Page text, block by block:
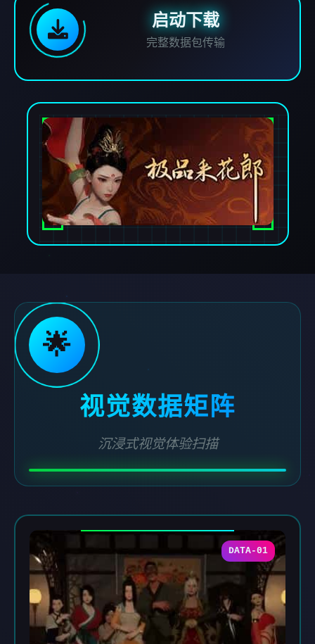
启动下载
完整数据包传输
🌟
视觉数据矩阵
沉浸式视觉体验扫描
DATA-01